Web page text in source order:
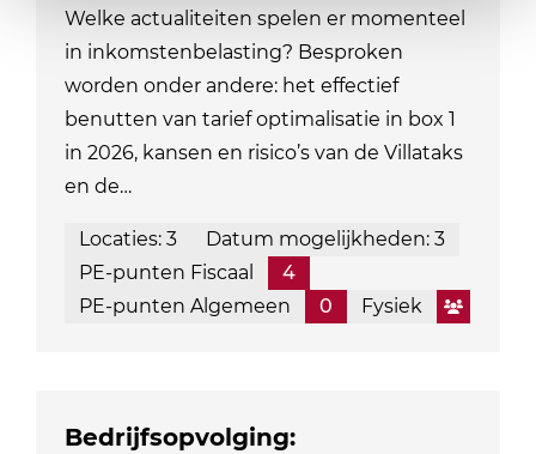
Welke actualiteiten spelen er momenteel
in inkomstenbelasting? Besproken
worden onder andere: het effectief
benutten van tarief optimalisatie in box 1
in 2026, kansen en risico’s van de Villataks
en de…
Locaties: 3
Datum mogelijkheden: 3
PE-punten Fiscaal
4
PE-punten Algemeen
0 Fysiek
Bedrijfsopvolging: